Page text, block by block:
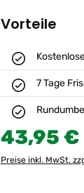
Vorteile
7 Tage
Regulärer Preis:
43,95 €
Preise inkl. MwSt.